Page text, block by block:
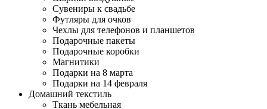
Сувениры к свадьбе
Футляры для очков
Чехлы для телефонов и планшетов
Подарочные пакеты
Подарочные коробки
Магнитики
Подарки на 8 марта
Подарки на 14 февраля
Домашний текстиль
Ткань мебельная